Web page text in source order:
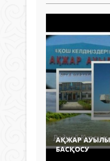
АҚЖАР
БАСҚОСУ